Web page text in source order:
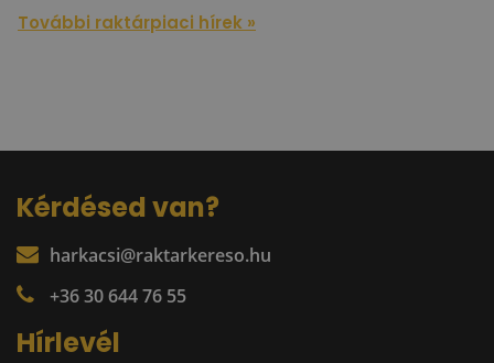
További raktárpiaci hírek »
Kérdésed van?
harkacsi@raktarkereso.hu
+36 30 644 76 55
Hírlevél